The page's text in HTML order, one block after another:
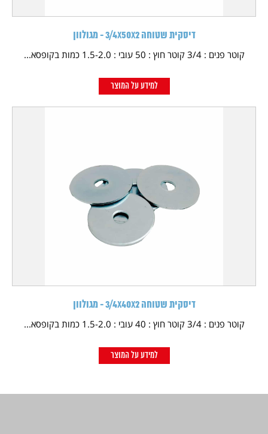
דיסקית שטוחה 3/4X50X2 - מגולוון
קוטר פנים : 3/4 קוטר חוץ : 50 עובי : 1.5-2.0 כמות בקופסא...
למידע על המוצר
דיסקית שטוחה 3/4X40X2 - מגולוון
קוטר פנים : 3/4 קוטר חוץ : 40 עובי : 1.5-2.0 כמות בקופסא...
למידע על המוצר